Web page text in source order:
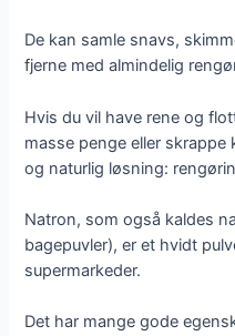
De kan samle snavs,
fjerne med almindelig
Hvis du vil have rene og
masse penge eller skrappe
og naturlig løsning:
Natron, som også kaldes
bagepuvler), er et hvidt
supermarkeder.
Det har mange gode